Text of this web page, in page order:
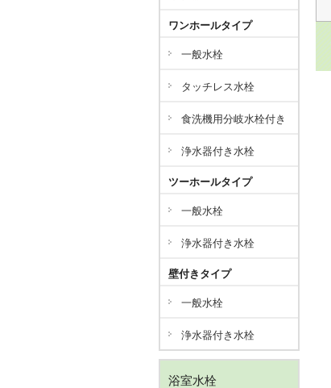
ワンホールタイプ
一般水栓
タッチレス水栓
食洗機用分岐水栓付き
浄水器付き水栓
ツーホールタイプ
一般水栓
浄水器付き水栓
壁付きタイプ
一般水栓
浄水器付き水栓
浴室水栓